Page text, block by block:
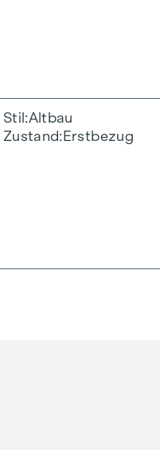
Stil Altbau
Zustand Erstbezug